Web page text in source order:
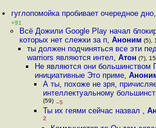
гуглопомойка пробивает очередное дно
+91
Всё Дожили Google Play начал
которых нет слежки за п, Аноним (5),
ты должен подчиняться все эти
warriors являются интел, Атон (?),
Не являются они большинством
инициативные Это приме,
А ты, похоже не зря,
интеллектуальному
(59) –5
Ты их геями сейчас назвал ,
2